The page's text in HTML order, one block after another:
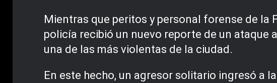
Mientras que peritos y personal forense de la
policía recibió un nuevo reporte de un ataque
una de las más violentas de la ciudad.
En este hecho, un agresor solitario ingresó a